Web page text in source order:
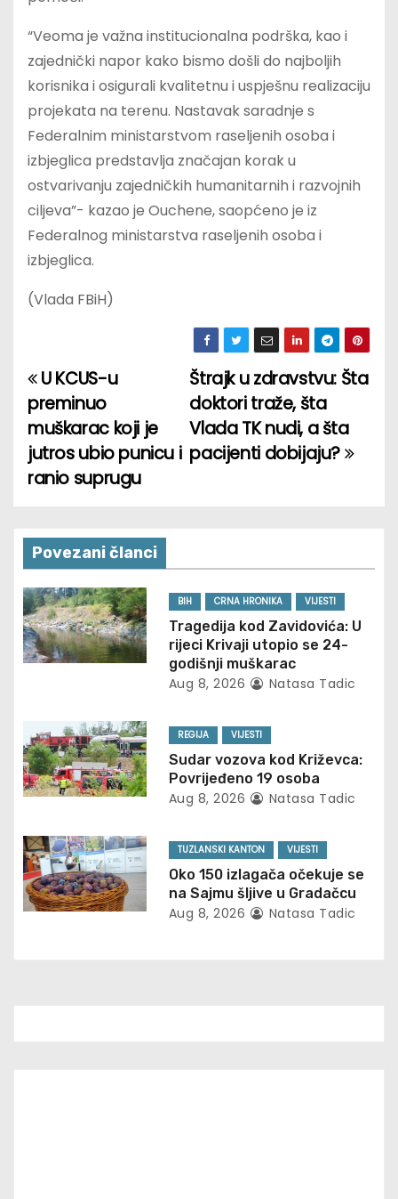
“Veoma je važna institucionalna podrška, kao i
zajednički napor kako bismo došli do najboljih
korisnika i osigurali kvalitetnu i uspješnu realizaciju
projekata na terenu. Nastavak saradnje s
Federalnim ministarstvom raseljenih osoba i
izbjeglica predstavlja značajan korak u
ostvarivanju zajedničkih humanitarnih i razvojnih
ciljeva”- kazao je Ouchene, saopćeno je iz
Federalnog ministarstva raseljenih osoba i
izbjeglica.
(Vlada FBiH)
P
o
s
n
a
v
i
t
i
o
n
Štrajk u zdravstvu: Šta
doktori traže, šta
Vlada TK nudi, a šta
pacijenti dobijaju?
U KCUS-u
preminuo
muškarac koji je
jutros ubio punicu i
ranio suprugu
Povezani članci
BIH CRNA HRONIKA VIJESTI
Tragedija kod Zavidovića: U
rijeci Krivaji utopio se 24-
godišnji muškarac
Aug 8, 2026 Natasa Tadic
REGIJA VIJESTI
Sudar vozova kod Križevca:
Povrijeđeno 19 osoba
Aug 8, 2026 Natasa Tadic
TUZLANSKI KANTON VIJESTI
Oko 150 izlagača očekuje se
na Sajmu šljive u Gradačcu
Aug 8, 2026 Natasa Tadic